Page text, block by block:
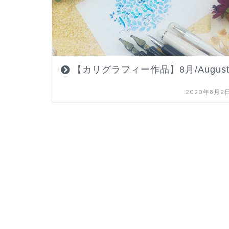
【カリグラフィー作品】8月/
2020年8月2